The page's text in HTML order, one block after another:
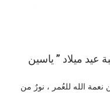
عيد ميلاد ” ياسين
نعمة الله للعُمر ، نورٌ من